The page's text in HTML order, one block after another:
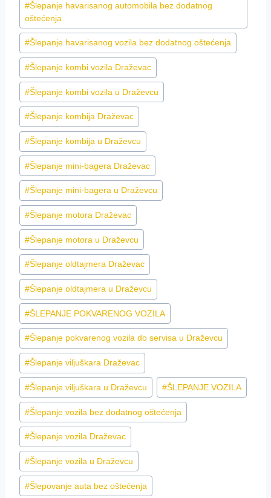
#Šlepanje havarisanog automobila bez dodatnog
oštećenja
#Šlepanje havarisanog vozila bez dodatnog oštećenja
#Šlepanje kombi vozila Draževac
#Šlepanje kombi vozila u Draževcu
#Šlepanje kombija Draževac
#Šlepanje kombija u Draževcu
#Šlepanje mini-bagera Draževac
#Šlepanje mini-bagera u Draževcu
#Šlepanje motora Draževac
#Šlepanje motora u Draževcu
#Šlepanje oldtajmera Draževac
#Šlepanje oldtajmera u Draževcu
#ŠLEPANJE POKVARENOG VOZILA
#Šlepanje pokvarenog vozila do servisa u Draževcu
#Šlepanje viljuškara Draževac
#Šlepanje viljuškara u Draževcu #ŠLEPANJE VOZILA
#Šlepanje vozila bez dodatnog oštećenja
#Šlepanje vozila Draževac
#Šlepanje vozila u Draževcu
#Šlepovanje auta bez oštećenja